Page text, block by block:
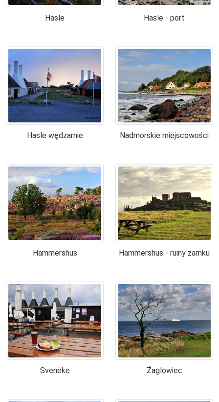
Hasle Hasle - port
Hasle wędzarnie Nadmorskie miejscowości
Hammershus Hammershus - ruiny zamku
Sveneke Żaglowiec